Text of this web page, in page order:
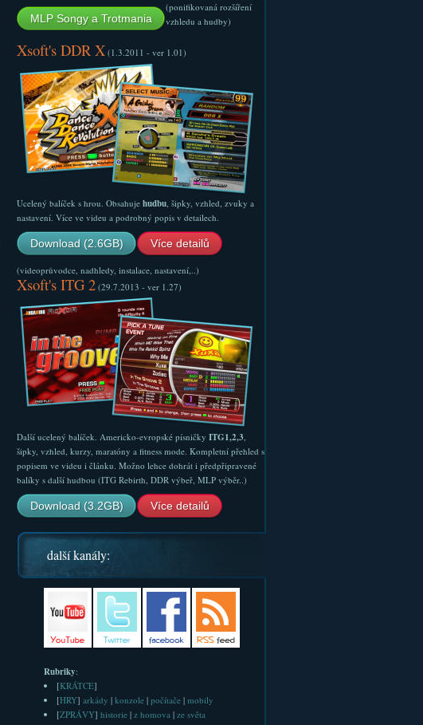
MLP Songy a Trotmania
(ponifikovaná rozšíření
vzhledu a hudby)
Xsoft's DDR X(1.3.2011 - ver 1.01)
Ucelený balíček s hrou. Obsahuje hudbu, šipky, vzhled, zvuky a
nastavení. Více ve videu a podrobný popis v detailech.
Download (2.6GB) Více detailů
(videoprůvodce, nadhledy, instalace, nastavení,..)
Xsoft's ITG 2(29.7.2013 - ver 1.27)
Další ucelený balíček. Americko-evropské písničky ITG1,2,3,
šipky, vzhled, kurzy, maratóny a fitness mode. Kompletní přehled s
popisem ve videu i článku. Možno lehce dohrát i předpřipravené
balíky s další hudbou (ITG Rebirth, DDR výbeř, MLP výběr..)
Download (3.2GB) Více detailů
další kanály:
Rubriky:
[KRÁTCE]
[HRY] arkády | konzole| počítače| mobily
[ZPRÁVY] historie| z homova| ze světa